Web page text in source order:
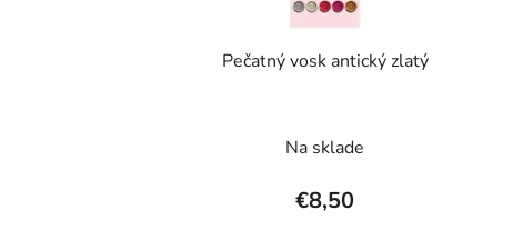
Pečatný vosk antický zlatý
Na sklade
€8,50